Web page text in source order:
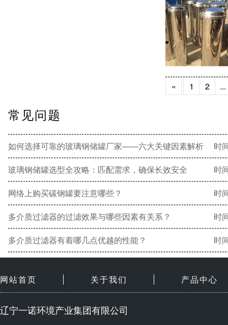
« 1 2 ...
常见问题
如何选择可靠的玻璃钢储罐厂家——六大关键因素解析
时
玻璃钢储罐选型全攻略：匹配需求，确保长效安全
时
网络上购买碳钢罐要注意哪些？
时
多介质过滤器的过滤效果与哪些因素有关系？
时
多介质过滤器有着哪几点优越的性能？
时
网站首页 关于我们 产品中心
辽宁一诺环境产业集团有限公司